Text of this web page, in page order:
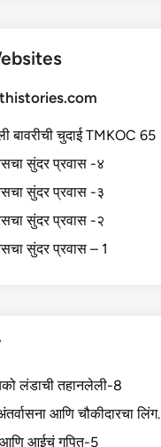
बावरीची चुदाई TMKOC 65
सुंदर प्रवास -४
सुंदर प्रवास -३
सुंदर प्रवास -२
सुंदर प्रवास – 1
लंडाची तहानलेली-8
आणि चौकीदारचा लिंग.
आणि आईचं गुपित-5